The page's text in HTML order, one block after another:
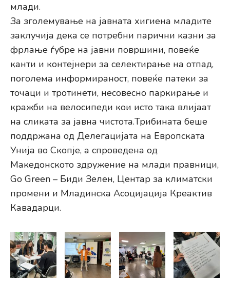
млади.
За зголемување на јавната хигиена младите
заклучија дека се потребни парични казни за
фрлање ѓубре на јавни површини, повеќе
канти и контејнери за селектирање на отпад,
поголема информираност, повеќе патеки за
точаци и тротинети, несовесно паркирање и
кражби на велосипеди кои исто така влијаат
на сликата за јавна чистота.Трибината беше
поддржана од Делегацијата на Европската
Унија во Скопје, а спроведена од
Македонското здружение на млади правници,
Go Green – Биди Зелен, Центар за климатски
промени и Младинска Асоцијација Креактив
Кавадарци.